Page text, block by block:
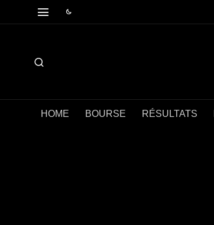
HOME BOURSE RÉSULTATS